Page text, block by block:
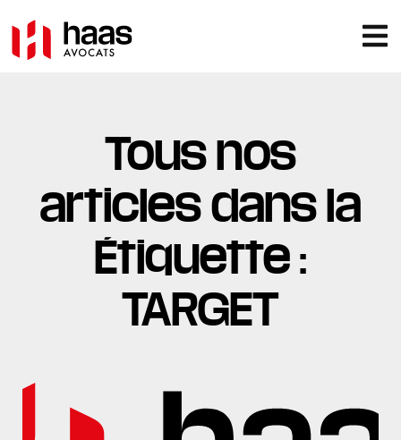
Tous nos
articles dans la
Étiquette :
TARGET